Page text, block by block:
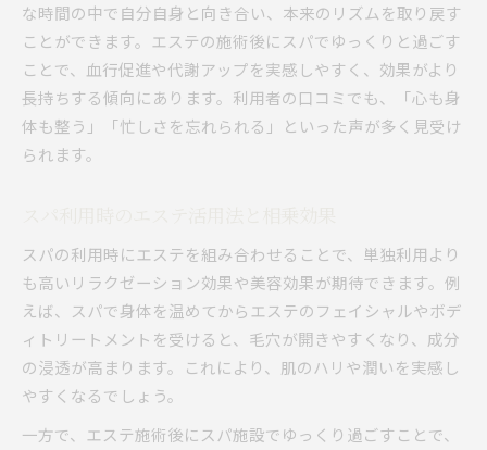
な時間の中で自分自身と向き合い、本来のリズムを取り戻す
ことができます。エステの施術後にスパでゆっくりと過ごす
ことで、血行促進や代謝アップを実感しやすく、効果がより
長持ちする傾向にあります。利用者の口コミでも、「心も身
体も整う」「忙しさを忘れられる」といった声が多く見受け
られます。
スパの利用時にエステを組み合わせることで、単独利用より
も高いリラクゼーション効果や美容効果が期待できます。例
えば、スパで身体を温めてからエステのフェイシャルやボデ
ィトリートメントを受けると、毛穴が開きやすくなり、成分
の浸透が高まります。これにより、肌のハリや潤いを実感し
やすくなるでしょう。
一方で、エステ施術後にスパ施設でゆっくり過ごすことで、